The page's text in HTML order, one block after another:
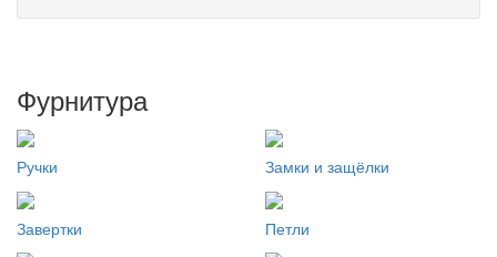
Фурнитура
Ручки Замки и защёлки
Завертки Петли